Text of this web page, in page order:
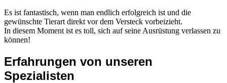
Es ist fantastisch, wenn man endlich erfolgreich ist und die
gewünschte Tierart direkt vor dem Versteck vorbeizieht.
In diesem Moment ist es toll, sich auf seine Ausrüstung verlassen zu
können!
Erfahrungen von unseren
Spezialisten